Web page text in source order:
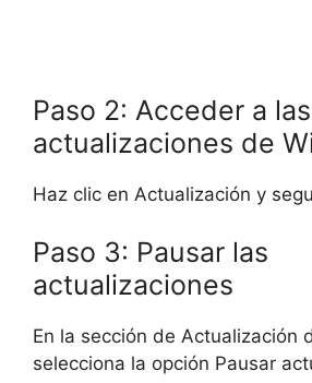
Paso 2: Acceder a las
actualizaciones de
Haz clic en Actualización y
Paso 3: Pausar las
actualizaciones
En la sección de Actualización
selecciona la opción Pausar